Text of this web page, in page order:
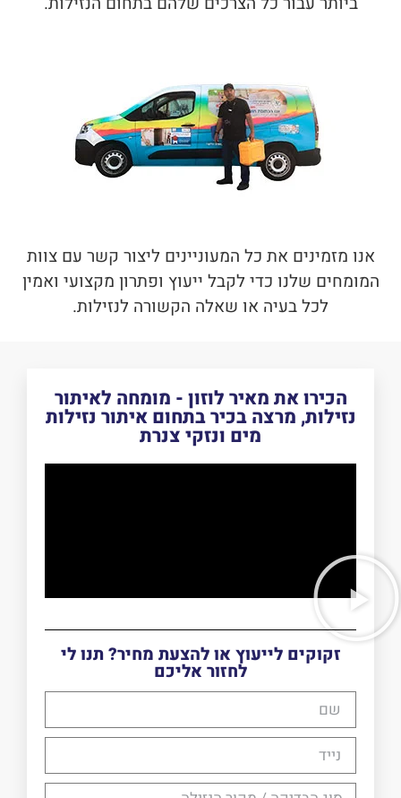
אנו מזמינים את כל המעוניינים ליצור קשר עם צוות
המומחים שלנו כדי לקבל ייעוץ ופתרון מקצועי ואמין
לכל בעיה או שאלה הקשורה לנזילות.
הכירו את מאיר לוזון - מומחה לאיתור
נזילות, מרצה בכיר בתחום איתור נזילות
מים ונזקי צנרת
זקוקים לייעוץ או להצעת מחיר? תנו לי
לחזור אליכם